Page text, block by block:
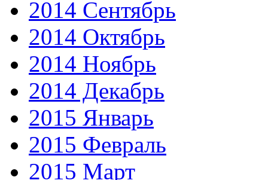
2014 Сентябрь
2014 Октябрь
2014 Ноябрь
2014 Декабрь
2015 Январь
2015 Февраль
2015 Март